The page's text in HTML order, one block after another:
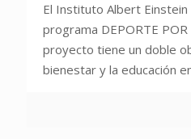
El Instituto Albert Einstein
programa DEPORTE POR
proyecto tiene un doble
bienestar y la educación